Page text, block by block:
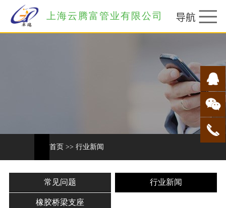
上海云腾富管业有限公司
首页 >> 行业新闻
常见问题 行业新闻
橡胶桥梁支座